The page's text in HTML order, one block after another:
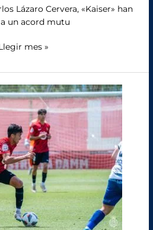
Lázaro Cervera, «Kaiser» han
un acord mutu
mes »